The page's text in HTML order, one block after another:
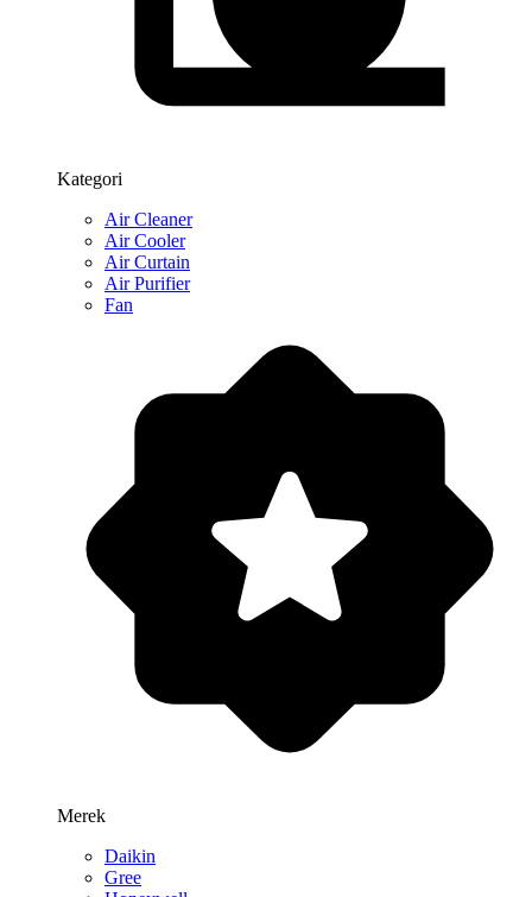
Kategori
Air Cleaner
Air Cooler
Air Curtain
Air Purifier
Fan
Merek
Daikin
Gree